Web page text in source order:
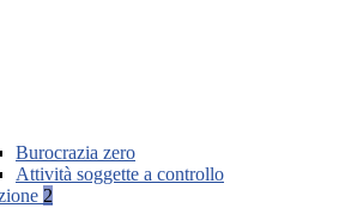
Burocrazia zero
Attività soggette a controllo
2